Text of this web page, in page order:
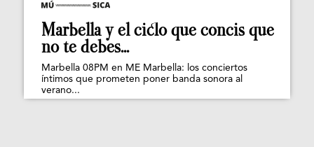
Marbella y el ciclo que concis que
no te debes...
Marbella 08PM en ME Marbella: los conciertos
íntimos que prometen poner banda sonora al
verano...